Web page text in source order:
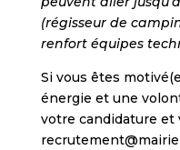
(régisseur de
renfort équipes
Si vous êtes
énergie et une
votre candidature et